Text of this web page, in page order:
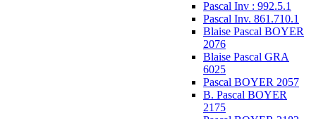
Pascal Inv : 992.5.1
Pascal Inv. 861.710.1
Blaise Pascal BOYER
2076
Blaise Pascal GRA
6025
Pascal BOYER 2057
B. Pascal BOYER
2175